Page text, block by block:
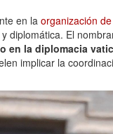
en la organización
diplomática. El
en la diplomacia
implicar la